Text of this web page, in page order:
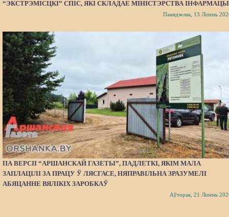
“ЭКСТРЭМІСЦКІ” СПІС, ЯКІ СКЛАДАЕ МІНІСТЭРСТВА
Панядзелак, 13 Ліпень
ПА ВЕРСІІ “АРШАНСКАЙ ГАЗЕТЫ”, ПАДЛЕТКІ, ЯКІМ МАЛА
ЗАПЛАЦІЛІ ЗА ПРАЦУ Ў ЛЯСГАСЕ, НЯПРАВІЛЬНА ЗРАЗУМЕЛІ
АБЯЦАННЕ ВЯЛІКІХ ЗАРОБКАЎ
Аўторак, 21 Ліпень